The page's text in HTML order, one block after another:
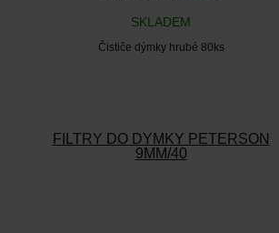
SKLADEM
Čističe dýmky hrubé 80ks
FILTRY DO DÝMKY PETERSON
9MM/40